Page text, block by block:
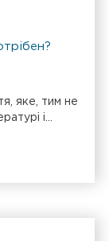
яке, тим не
і...